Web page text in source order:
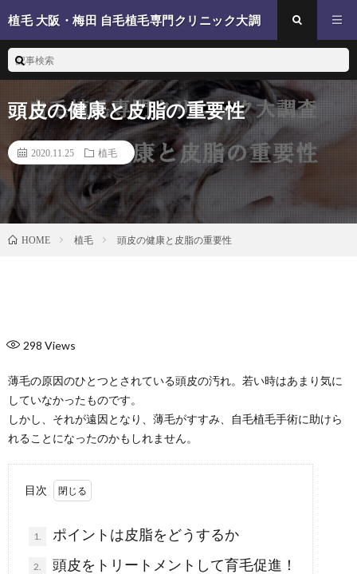
植毛 大阪・梅田 自毛植毛専門クリニック大調
頭皮の健康と皮脂の重要性
2020.11.25 植毛
HOME 植毛 頭皮の健康と皮脂の重要性
298 Views
薄毛の原因のひとつとされている頭皮の汚れ。若い時はあまり気に
していなかったものです。
しかし、それが遠因となり、薄毛がすすみ、自毛植毛手術に助けら
れることになったのかもしれません。
目次
1. ポイントは皮脂をどうするか
2. 頭皮をトリートメントして育毛促進！